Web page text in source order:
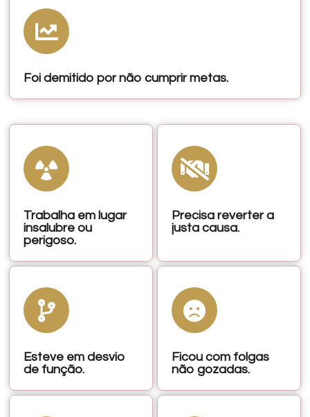
Foi demitido por não cumprir metas.
Trabalha em lugar
insalubre ou
perigoso.
Precisa reverter a
justa causa.
Esteve em desvio
de função.
Ficou com folgas
não gozadas.